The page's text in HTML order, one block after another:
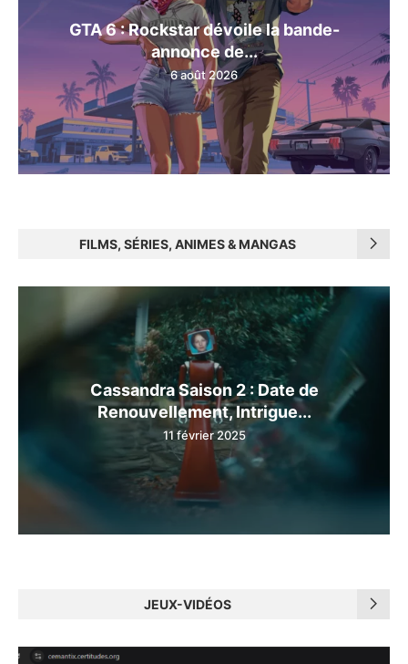
GTA 6 : Rockstar dévoile la bande-
annonce de...
6 août 2026
FILMS, SÉRIES, ANIMES & MANGAS
Cassandra Saison 2 : Date de
Renouvellement, Intrigue...
11 février 2025
JEUX-VIDÉOS